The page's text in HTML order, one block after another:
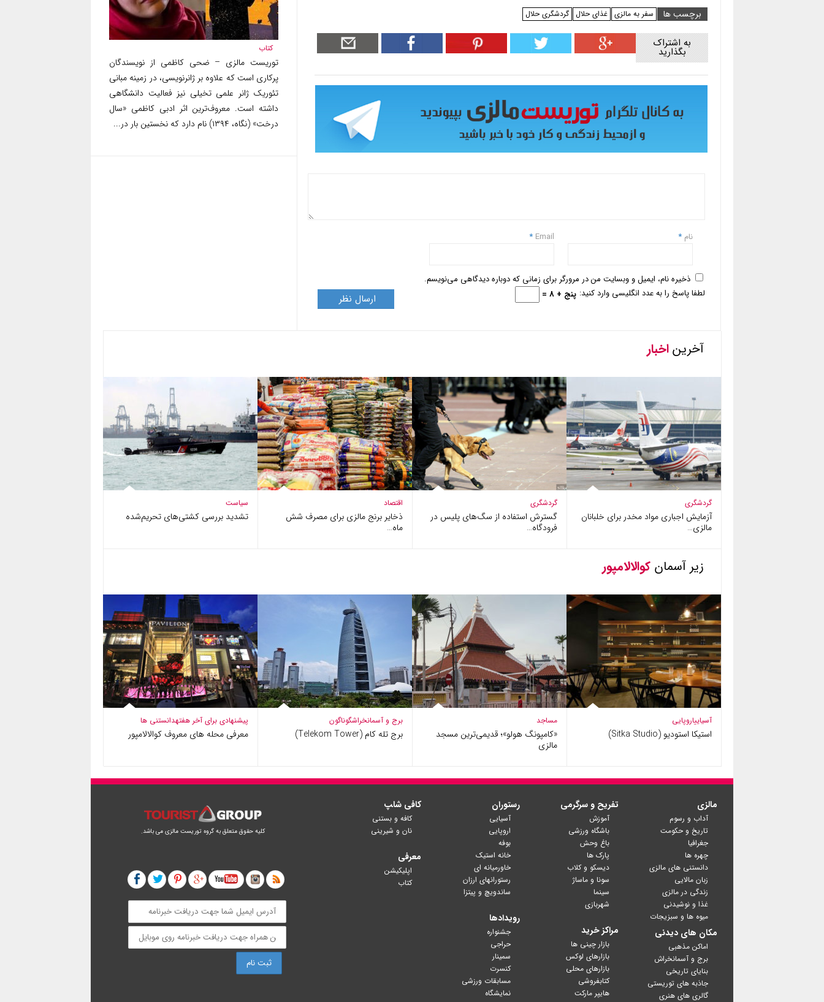
برچسب ها
سفر به مالزی غذای حلال گردشگری حلال
به اشتراک
بگذارید
نام *
Email
*
ذخیره نام، ایمیل و وبسایت من در مرورگر برای زمانی که دوباره دیدگاهی می‌نویسم.
لطفا پاسخ را به عدد انگلیسی وارد کنید: پنج + 8 =
کتاب
توریست مالزی – ضحی کاظمی از نویسندگان
پرکاری است که علاوه بر ژانرنویسی، در زمینه مبانی
تئوریک ژانر علمی تخیلی نیز فعالیت دانشگاهی
داشته است. معروف‌ترین اثر ادبی کاظمی «سال
درخت» (نگاه، ۱۳۹۴) نام دارد که نخستین بار در...
آخریناخبار
گردشگری
آزمایش اجباری مواد مخدر برای خلبانان
مالزی…
گردشگری
گسترش استفاده از سگ‌های پلیس در
فرودگاه…
اقتصاد
ذخایر برنج مالزی برای مصرف شش
ماه…
سیاست
تشدید بررسی کشتی‌های تحریم‌شده
زیر آسمان کوالالامپور
آسیاییاروپایی
استیکا استودیو (Sitka Studio)
مساجد
«کامپونگ هولو»؛ قدیمی‌ترین مسجد
مالزی
برج و آسمانخراشگوناگون
برج تله کام (Telekom Tower)
پیشنهادی برای آخر هفتهدانستنی ها
معرفی محله های معروف کوالالامپور
مالزی
آداب و رسوم
تاریخ و حکومت
جغرافیا
چهره ها
دانستنی های مالزی
زبان مالایی
زندگی در مالزی
غذا و نوشیدنی
میوه ها و سبزیجات
مکان های دیدنی
اماکن مذهبی
برج و آسمانخراش
بنایای تاریخی
جاذبه های توریستی
گالری های هنری
تفریح و سرگرمی
آموزش
باشگاه ورزشی
باغ وحش
پارک ها
دیسکو و کلاب
سونا و ماساژ
سینما
شهربازی
مراکز خرید
بازار چینی ها
بازارهای لوکس
بازارهای محلی
کتابفروشی
رستوران
آسیایی
اروپایی
بوفه
خانه استیک
خاورمیانه ای
رستورانهای ارزان
ساندویچ و پیتزا
رویدادها
جشنواره
حراجی
سمینار
کنسرت
مسابقات ورزشی
نمایشگاه
کافی شا‍پ
کافه و بستنی
نان و شیرینی
معرفی
اپلیکیشن
کتاب
کلیه حقوق متعلق به گروه توریست مالزی می باشد.